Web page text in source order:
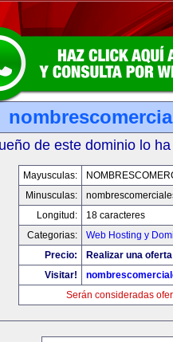
de este dominio lo
Mayusculas:
Minusculas:
Longitud:
18 caracteres
Categorias:
Web Hosting y
Precio:
Realizar una
Visitar!
Serán consideradas